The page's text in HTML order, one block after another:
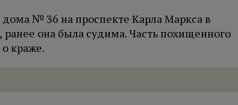
№ 36 на проспекте Карла Маркса в
она была судима. Часть похищенного
краже.